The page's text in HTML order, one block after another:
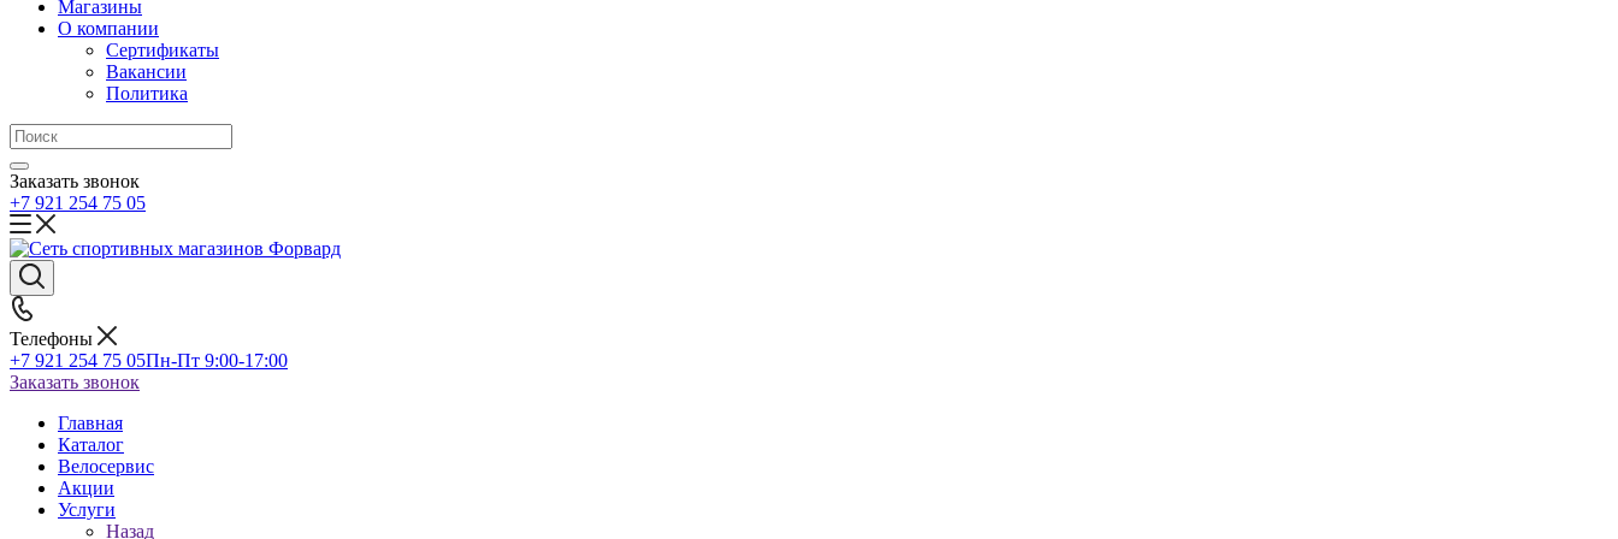
Магазины
О компании
Сертификаты
Вакансии
Политика
Заказать звонок
+7 921 254 75 05
Телефоны
+7 921 254 75 05Пн-Пт 9:00-17:00
Заказать звонок
Главная
Каталог
Велосервис
Акции
Услуги
Назад